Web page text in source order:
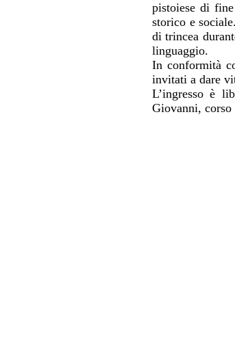
pistoiese di
storico e
di trincea
linguaggio.
In conformità
invitati a dare
L’ingresso è
Giovanni, corso